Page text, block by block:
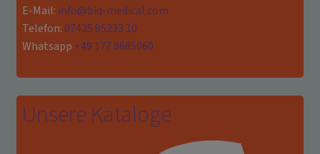
E-Mail: info@biq-medical.com
Telefon: 07425 95233 10
Whatsapp +49 177 8685060
Unsere Kataloge